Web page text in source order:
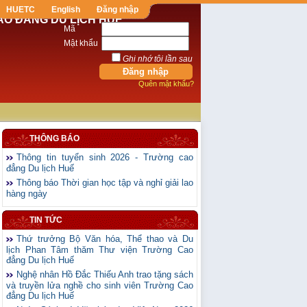
HUETC English Đăng nhập
ĐẲNG DU LỊCH HUẾ
Mã
Mật khẩu
Ghi nhớ tôi lần sau
Quên mật khẩu?
THÔNG BÁO
Thông tin tuyển sinh 2026 - Trường cao
đẳng Du lịch Huế
Thông báo Thời gian học tập và nghỉ giải lao
hàng ngày
TIN TỨC
Thứ trưởng Bộ Văn hóa, Thể thao và Du
lịch Phan Tâm thăm Thư viện Trường Cao
đẳng Du lịch Huế
Nghệ nhân Hồ Đắc Thiếu Anh trao tặng sách
và truyền lửa nghề cho sinh viên Trường Cao
đẳng Du lịch Huế